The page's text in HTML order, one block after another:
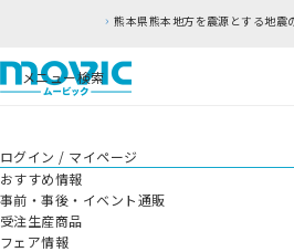
熊本県熊本地方を震源とする地震の影響につきまして
メニュー検索
ログイン / マイページ
おすすめ情報
事前・事後・イベント通販
受注生産商品
フェア情報